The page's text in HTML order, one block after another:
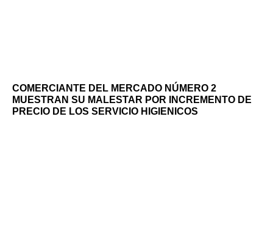
COMERCIANTE DEL MERCADO NÚMERO 2
MUESTRAN SU MALESTAR POR INCREMENTO DE
PRECIO DE LOS SERVICIO HIGIENICOS